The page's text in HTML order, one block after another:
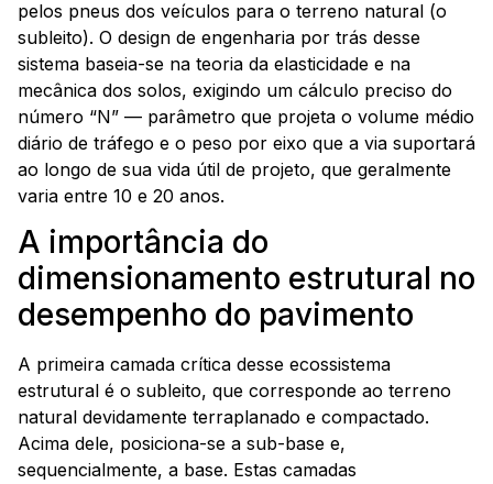
pelos pneus dos veículos para o terreno natural (o
subleito). O design de engenharia por trás desse
sistema baseia-se na teoria da elasticidade e na
mecânica dos solos, exigindo um cálculo preciso do
número “N” — parâmetro que projeta o volume médio
diário de tráfego e o peso por eixo que a via suportará
ao longo de sua vida útil de projeto, que geralmente
varia entre 10 e 20 anos.
A importância do
dimensionamento estrutural no
desempenho do pavimento
A primeira camada crítica desse ecossistema
estrutural é o subleito, que corresponde ao terreno
natural devidamente terraplanado e compactado.
Acima dele, posiciona-se a sub-base e,
sequencialmente, a base. Estas camadas